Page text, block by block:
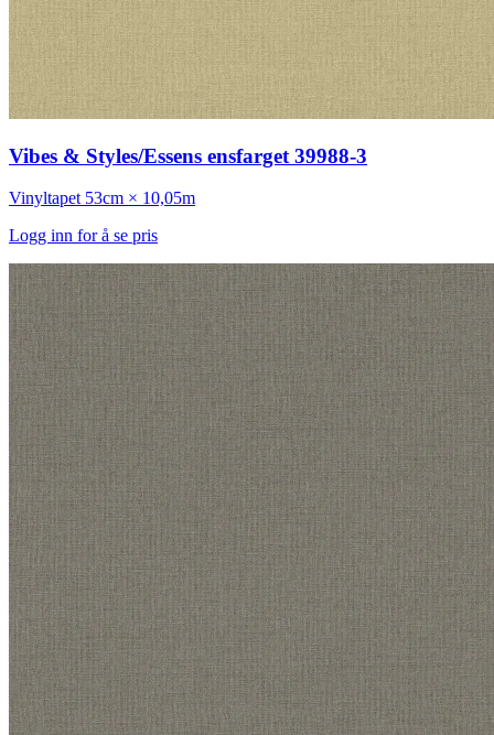
Vibes & Styles/Essens ensfarget 39988-3
Vinyltapet 53cm × 10,05m
Logg inn for å se pris